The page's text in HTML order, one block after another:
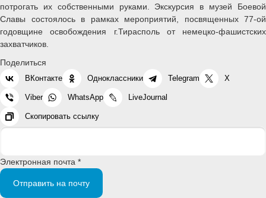
потрогать их собственными руками. Экскурсия в музей Боевой
Славы состоялось в рамках мероприятий, посвященных 77-ой
годовщине освобождения г.Тирасполь от немецко-фашистских
захватчиков.
Поделиться
ВКонтакте Одноклассники Telegram X
Viber WhatsApp LiveJournal
Скопировать ссылку
Электронная почта *
Отправить на почту